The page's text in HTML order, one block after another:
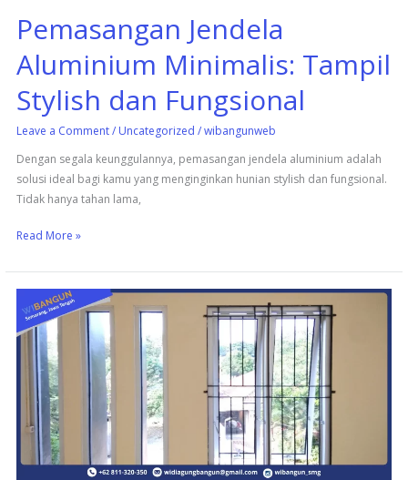
Pemasangan Jendela
Aluminium Minimalis: Tampil
Stylish dan Fungsional
Leave a Comment / Uncategorized /wibangunweb
Dengan segala keunggulannya, pemasangan jendela aluminium adalah
solusi ideal bagi kamu yang menginginkan hunian stylish dan fungsional.
Tidak hanya tahan lama,
Read More »
Pemasangan
Jendela
Aluminium
Profesional
Berkualitas